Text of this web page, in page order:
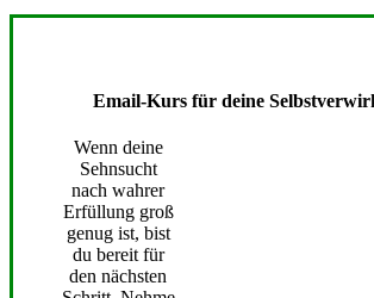
Email-Kurs für deine
Wenn deine
Sehnsucht
nach wahrer
Erfüllung groß
genug ist, bist
du bereit für
den nächsten